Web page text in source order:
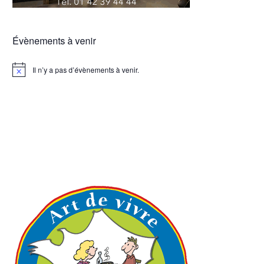
Évènements à venir
Notice Il n’y a pas d’évènements à venir.